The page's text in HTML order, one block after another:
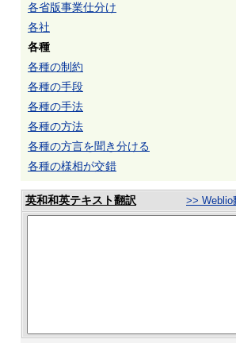
各省版事業仕分け
各社
各種
各種の制約
各種の手段
各種の手法
各種の方法
各種の方言を聞き分ける
各種の様相が交錯
英和和英テキスト翻訳 >> Weblio